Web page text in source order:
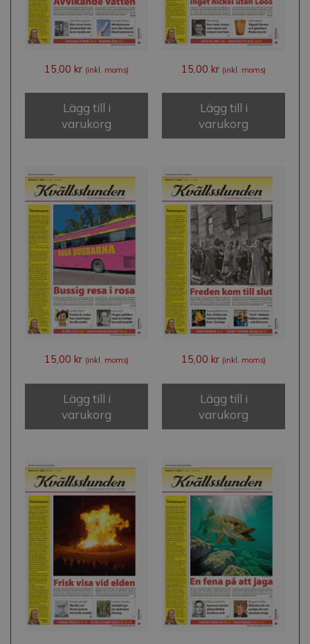
15,00 kr (inkl. moms)
Lägg till i
varukorg
15,00 kr (inkl. moms)
Lägg till i
varukorg
15,00 kr (inkl. moms)
Lägg till i
varukorg
15,00 kr (inkl. moms)
Lägg till i
varukorg